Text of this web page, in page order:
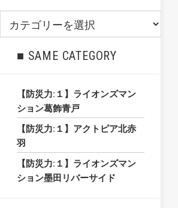
■ SAME CATEGORY
【防災力:１】ライオンズマン
ション葛飾青戸
【防災力:１】アクトピア北赤
羽
【防災力:１】ライオンズマン
ション墨田リバーサイド